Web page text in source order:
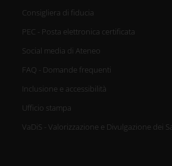
Consigliera di fiducia
PEC - Posta elettronica certificata
Social media di Ateneo
FAQ - Domande frequenti
Inclusione e accessibilità
Ufficio stampa
VaDiS - Valorizzazione e Divulgazione dei